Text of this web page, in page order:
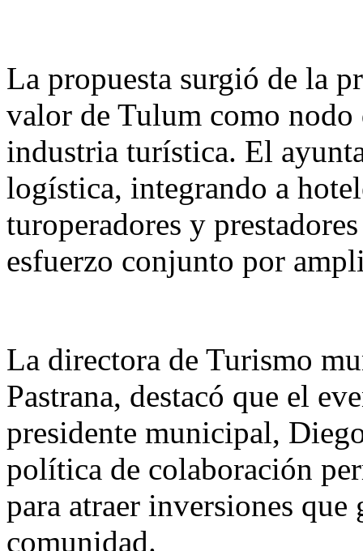
La propuesta surgió de la
valor de Tulum como
industria turística. El
logística, integrando a
turoperadores y
esfuerzo conjunto por
La directora de Turismo
Pastrana, destacó que el
presidente municipal,
política de colaboración
para atraer inversiones
comunidad.